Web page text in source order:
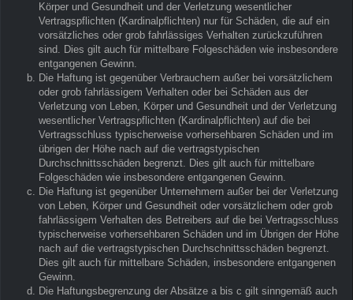
Körper und Gesundheit und der Verletzung wesentlicher
Vertragspflichten (Kardinalpflichten) nur für Schäden, die auf ein
vorsätzliches oder grob fahrlässiges Verhalten zurückzuführen
sind. Dies gilt auch für mittelbare Folgeschäden wie insbesondere
entgangenen Gewinn.
Die Haftung ist gegenüber Verbrauchern außer bei vorsätzlichem
oder grob fahrlässigem Verhalten oder bei Schäden aus der
Verletzung von Leben, Körper und Gesundheit und der Verletzung
wesentlicher Vertragspflichten (Kardinalpflichten) auf die bei
Vertragsschluss typischerweise vorhersehbaren Schäden und im
übrigen der Höhe nach auf die vertragstypischen
Durchschnittsschäden begrenzt. Dies gilt auch für mittelbare
Folgeschäden wie insbesondere entgangenen Gewinn.
Die Haftung ist gegenüber Unternehmern außer bei der Verletzung
von Leben, Körper und Gesundheit oder vorsätzlichem oder grob
fahrlässigem Verhalten des Betreibers auf die bei Vertragsschluss
typischerweise vorhersehbaren Schäden und im Übrigen der Höhe
nach auf die vertragstypischen Durchschnittsschäden begrenzt.
Dies gilt auch für mittelbare Schäden, insbesondere entgangenen
Gewinn.
Die Haftungsbegrenzung der Absätze a bis c gilt sinngemäß auch